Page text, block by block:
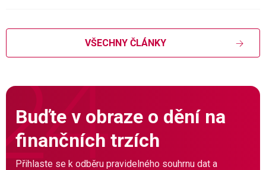
VŠECHNY ČLÁNKY
Buďte v obraze o dění na
finančních trzích
Přihlaste se k odběru pravidelného souhrnu dat a